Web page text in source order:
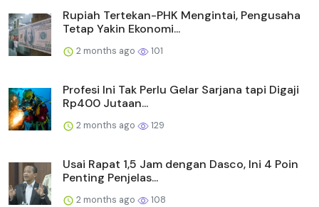
Rupiah Tertekan-PHK Mengintai, Pengusaha
Tetap Yakin Ekonomi...
2 months ago 101
Profesi Ini Tak Perlu Gelar Sarjana tapi Digaji
Rp400 Jutaan...
2 months ago 129
Usai Rapat 1,5 Jam dengan Dasco, Ini 4 Poin
Penting Penjelas...
2 months ago 108